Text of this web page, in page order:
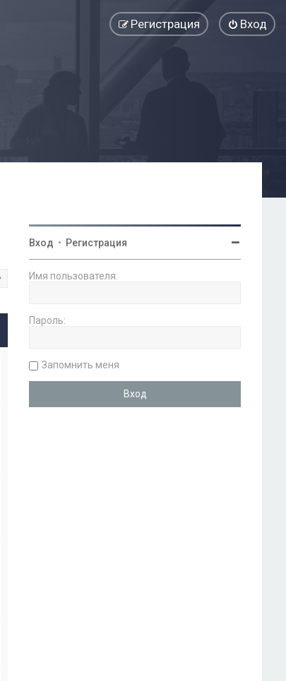
Вход
Регистрация
След.
Вход • Регистрация
Имя пользователя:
Пароль:
Запомнить меня